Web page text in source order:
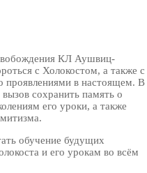
КЛ Аушвиц-
с Холокостом, а также с
проявлениями в настоящем. В
сохранить память о
его уроки, а также
обучение будущих
и его урокам во всём